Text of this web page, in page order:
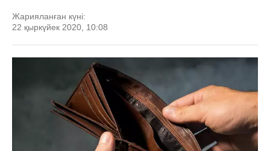
Жарияланған күні:
22 қыркүйек 2020, 10:08